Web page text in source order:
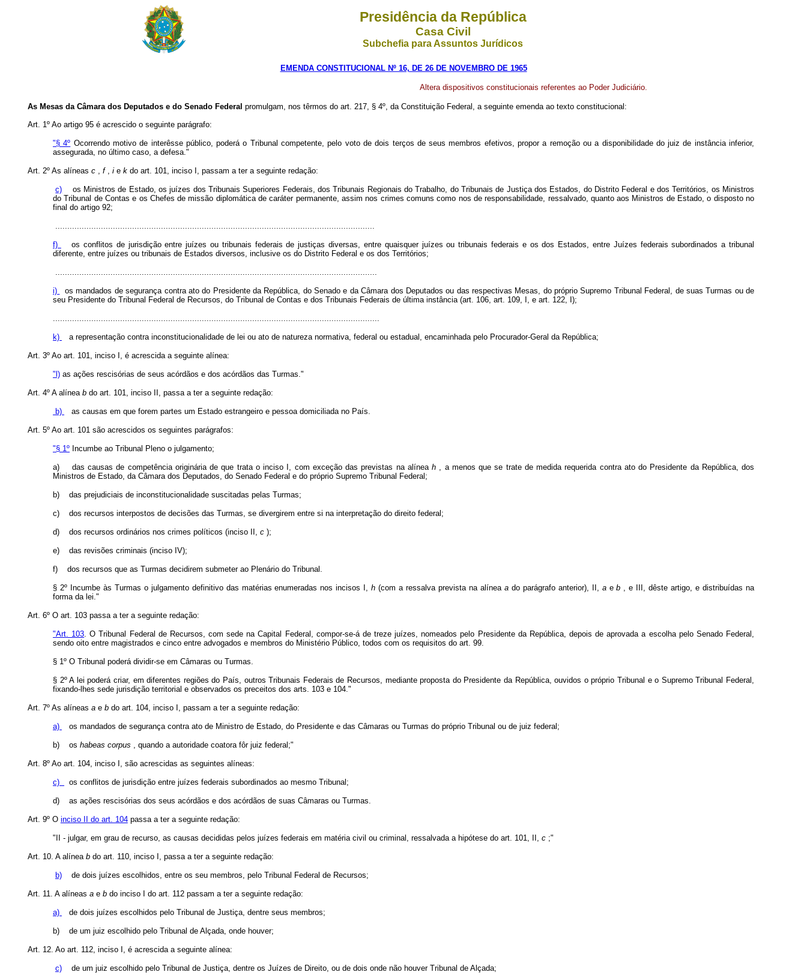
Presidência da República
Casa Civil
Subchefia para Assuntos Jurídicos
EMENDA CONSTITUCIONAL Nº 16, DE 26 DE NOVEMBRO DE 1965
Altera dispositivos constitucionais referentes ao Poder Judiciário.
As Mesas da Câmara dos Deputados e do Senado Federal promulgam, nos têrmos do art. 217, § 4º, da Constituição Federal, a seguinte emenda ao texto constitucional:
Art. 1º Ao artigo 95 é acrescido o seguinte parágrafo:
"§ 4º Ocorrendo motivo de interêsse público, poderá o Tribunal competente, pelo voto de dois terços de seus membros efetivos, propor a remoção ou a disponibilidade do juiz de instância inferior,
assegurada, no último caso, a defesa."
Art. 2º As alíneas c, f, ie kdo art. 101, inciso I, passam a ter a seguinte redação:
c) os Ministros de Estado, os juízes dos Tribunais Superiores Federais, dos Tribunais Regionais do Trabalho, do Tribunais de Justiça dos Estados, do Distrito Federal e dos Territórios, os Ministros
do Tribunal de Contas e os Chefes de missão diplomática de caráter permanente, assim nos crimes comuns como nos de responsabilidade, ressalvado, quanto aos Ministros de Estado, o disposto no
final do artigo 92;
.....................................................................................................................................
f)
os conflitos de jurisdição entre juízes ou tribunais federais de justiças diversas, entre quaisquer juízes ou tribunais federais e os dos Estados, entre Juízes federais subordinados a tribunal
diferente, entre juízes ou tribunais de Estados diversos, inclusive os do Distrito Federal e os dos Territórios;
......................................................................................................................................
i)
os mandados de segurança contra ato do Presidente da República, do Senado e da Câmara dos Deputados ou das respectivas Mesas, do próprio Supremo Tribunal Federal, de suas Turmas ou de
seu Presidente do Tribunal Federal de Recursos, do Tribunal de Contas e dos Tribunais Federais de última instância (art. 106, art. 109, I, e art. 122, I);
........................................................................................................................................
k) a representação contra inconstitucionalidade de lei ou ato de natureza normativa, federal ou estadual, encaminhada pelo Procurador-Geral da República;
Art. 3º Ao art. 101, inciso I, é acrescida a seguinte alínea:
"l) as ações rescisórias de seus acórdãos e dos acórdãos das Turmas."
Art. 4º A alínea bdo art. 101, inciso II, passa a ter a seguinte redação:
b) as causas em que forem partes um Estado estrangeiro e pessoa domiciliada no País.
Art. 5º Ao art. 101 são acrescidos os seguintes parágrafos:
"§ 1º Incumbe ao Tribunal Pleno o julgamento;
a) das causas de competência originária de que trata o inciso I, com exceção das previstas na alíneah , a menos que se trate de medida requerida contra ato do Presidente da República, dos
Ministros de Estado, da Câmara dos Deputados, do Senado Federal e do próprio Supremo Tribunal Federal;
b) das prejudiciais de inconstitucionalidade suscitadas pelas Turmas;
c) dos recursos interpostos de decisões das Turmas, se divergirem entre si na interpretação do direito federal;
d) dos recursos ordinários nos crimes políticos (inciso II, c );
e) das revisões criminais (inciso IV);
f) dos recursos que as Turmas decidirem submeter ao Plenário do Tribunal.
§ 2º Incumbe às Turmas o julgamento definitivo das matérias enumeradas nos incisos I,h (com a ressalva prevista na alínea ado parágrafo anterior), II, aeb , e III, dêste artigo, e distribuídas na
forma da lei."
Art. 6º O art. 103 passa a ter a seguinte redação:
"Art. 103. O Tribunal Federal de Recursos, com sede na Capital Federal, compor-se-á de treze juízes, nomeados pelo Presidente da República, depois de aprovada a escolha pelo Senado Federal,
sendo oito entre magistrados e cinco entre advogados e membros do Ministério Público, todos com os requisitos do art. 99.
§ 1º O Tribunal poderá dividir-se em Câmaras ou Turmas.
§ 2º A lei poderá criar, em diferentes regiões do País, outros Tribunais Federais de Recursos, mediante proposta do Presidente da República, ouvidos o próprio Tribunal e o Supremo Tribunal Federal,
fixando-lhes sede jurisdição territorial e observados os preceitos dos arts. 103 e 104."
Art. 7º As alíneas ae bdo art. 104, inciso I, passam a ter a seguinte redação:
a) os mandados de segurança contra ato de Ministro de Estado, do Presidente e das Câmaras ou Turmas do próprio Tribunal ou de juiz federal;
b) os habeas corpus , quando a autoridade coatora fôr juiz federal;"
Art. 8º Ao art. 104, inciso I, são acrescidas as seguintes alíneas:
c) os conflitos de jurisdição entre juízes federais subordinados ao mesmo Tribunal;
d) as ações rescisórias dos seus acórdãos e dos acórdãos de suas Câmaras ou Turmas.
Art. 9º O inciso II do art. 104passa a ter a seguinte redação:
"II - julgar, em grau de recurso, as causas decididas pelos juízes federais em matéria civil ou criminal, ressalvada a hipótese do art. 101, II, c ;"
Art. 10. A alínea bdo art. 110, inciso I, passa a ter a seguinte redação:
b) de dois juízes escolhidos, entre os seu membros, pelo Tribunal Federal de Recursos;
Art. 11. A alíneas ae bdo inciso I do art. 112 passam a ter a seguinte redação:
a) de dois juízes escolhidos pelo Tribunal de Justiça, dentre seus membros;
b) de um juiz escolhido pelo Tribunal de Alçada, onde houver;
Art. 12. Ao art. 112, inciso I, é acrescida a seguinte alínea:
c) de um juiz escolhido pelo Tribunal de Justiça, dentre os Juízes de Direito, ou de dois onde não houver Tribunal de Alçada;